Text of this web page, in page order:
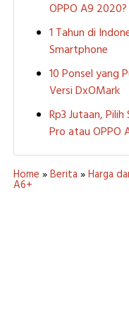
OPPO A9 2020?
1 Tahun di
Smartphone
10 Ponsel yang
Versi DxOMark
Rp3 Jutaan,
Pro atau OPPO
Home »Berita »Harga
A6+